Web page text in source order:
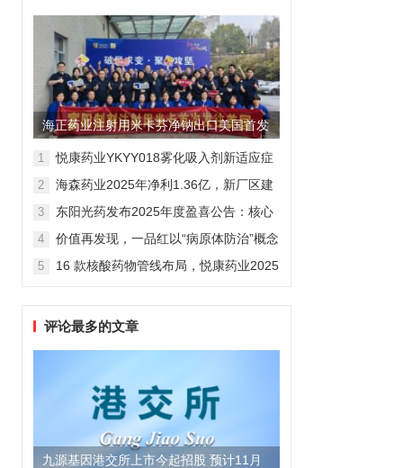
海正药业注射用米卡芬净钠出口美国首发
制剂全球化迈出关键一步
1
悦康药业YKYY018雾化吸入剂新适应症
感染防治
2
海森药业2025年净利1.36亿，新厂区建
3
东阳光药发布2025年度盈喜公告：核心
维度
4
价值再发现，一品红以“病原体防治”概念
5
16 款核酸药物管线布局，悦康药业2025
评论最多的文章
九源基因港交所上市今起招股 预计11月